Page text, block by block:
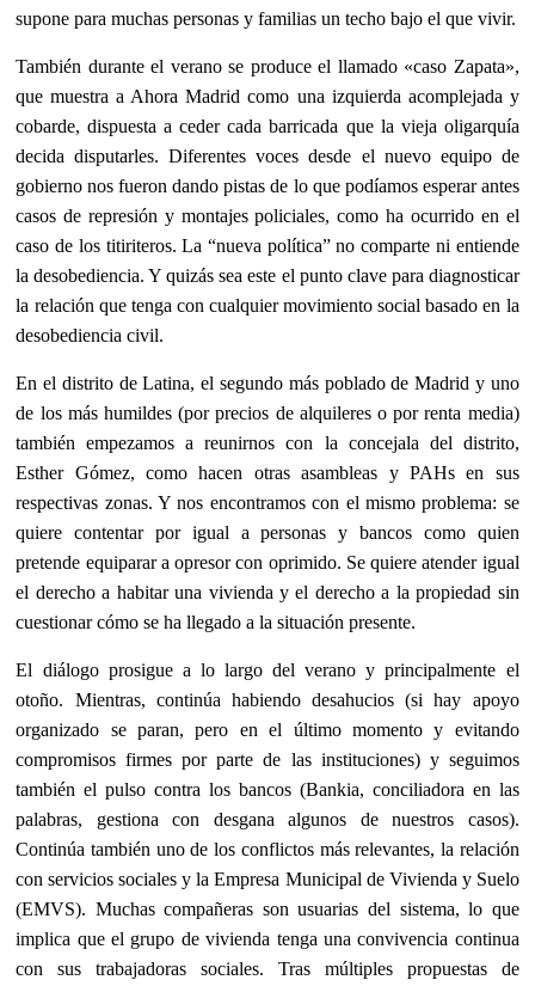
supone para muchas personas y familias un techo bajo el que vivir.
También durante el verano se produce el llamado «caso Zapata»,
que muestra a Ahora Madrid como una izquierda acomplejada y
cobarde, dispuesta a ceder cada barricada que la vieja oligarquía
decida disputarles. Diferentes voces desde el nuevo equipo de
gobierno nos fueron dando pistas de lo que podíamos esperar antes
casos de represión y montajes policiales, como ha ocurrido en el
caso de los titiriteros. La “nueva política” no comparte ni entiende
la desobediencia. Y quizás sea este el punto clave para diagnosticar
la relación que tenga con cualquier movimiento social basado en la
desobediencia civil.
En el distrito de Latina, el segundo más poblado de Madrid y uno
de los más humildes (por precios de alquileres o por renta media)
también empezamos a reunirnos con la concejala del distrito,
Esther Gómez, como hacen otras asambleas y PAHs en sus
respectivas zonas. Y nos encontramos con el mismo problema: se
quiere contentar por igual a personas y bancos como quien
pretende equiparar a opresor con oprimido. Se quiere atender igual
el derecho a habitar una vivienda y el derecho a la propiedad sin
cuestionar cómo se ha llegado a la situación presente.
El diálogo prosigue a lo largo del verano y principalmente el
otoño. Mientras, continúa habiendo desahucios (si hay apoyo
organizado se paran, pero en el último momento y evitando
compromisos firmes por parte de las instituciones) y seguimos
también el pulso contra los bancos (Bankia, conciliadora en las
palabras, gestiona con desgana algunos de nuestros casos).
Continúa también uno de los conflictos más relevantes, la relación
con servicios sociales y la Empresa Municipal de Vivienda y Suelo
(EMVS). Muchas compañeras son usuarias del sistema, lo que
implica que el grupo de vivienda tenga una convivencia continua
con sus trabajadoras sociales. Tras múltiples propuestas de